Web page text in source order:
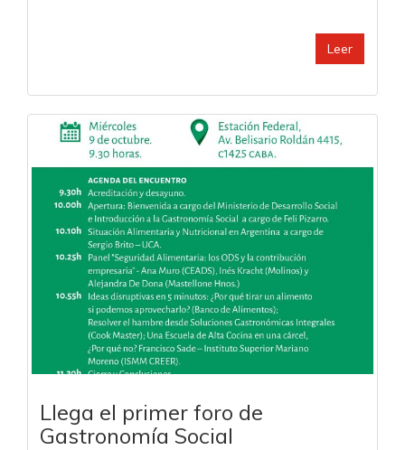
Leer
Llega el primer foro de
Gastronomía Social